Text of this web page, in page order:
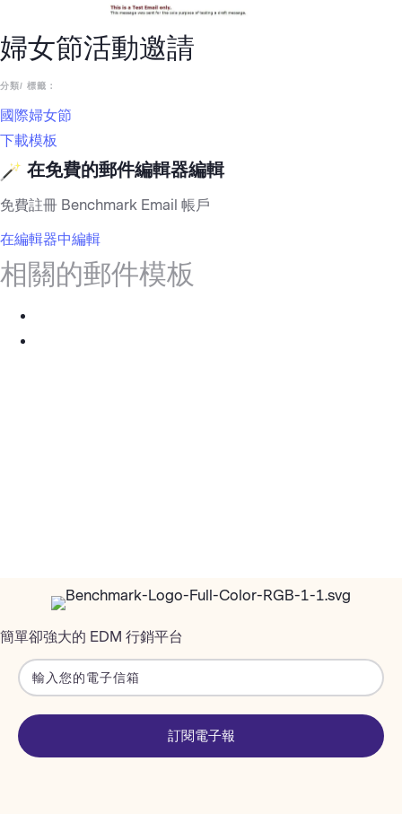
婦女節活動邀請
分類/ 標籤：
國際婦女節
下載模板
在免費的郵件編輯器編輯
免費註冊 Benchmark Email 帳戶
在編輯器中編輯
相關的郵件模板
簡單卻強大的 EDM 行銷平台
訂閱電子報